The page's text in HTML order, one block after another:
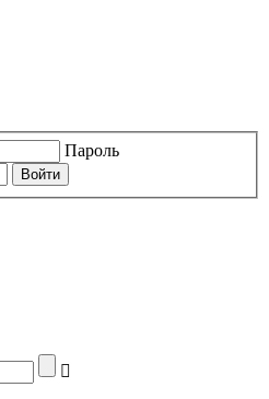
Пароль